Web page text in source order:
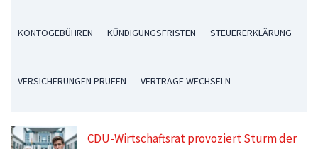
KONTOGEBÜHREN KÜNDIGUNGSFRISTEN STEUERERKLÄRUNG
VERSICHERUNGEN PRÜFEN VERTRÄGE WECHSELN
CDU-Wirtschaftsrat provoziert Sturm der